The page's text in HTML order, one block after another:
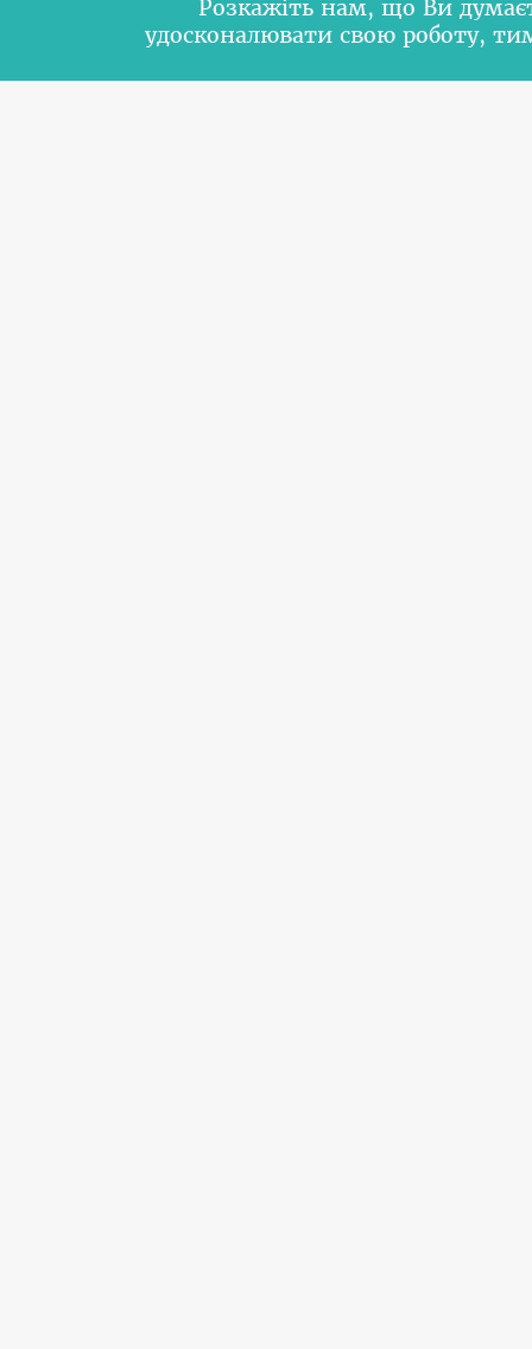
Розкажіть нам, що Ви
удосконалювати свою роботу,